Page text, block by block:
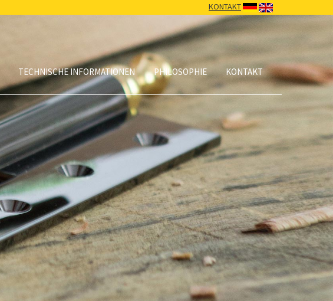
KONTAKT
TECHNISCHE INFORMATIONEN PHILOSOPHIE KONTAKT